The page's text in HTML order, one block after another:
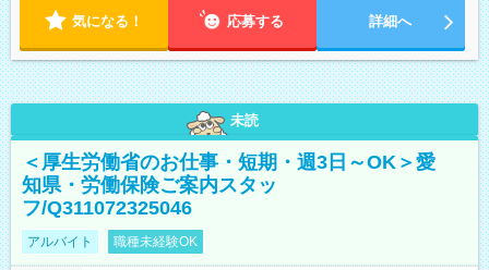
気になる！ 応募する 詳細へ
未読
＜厚生労働省のお仕事・短期・週3日～OK＞愛
知県・労働保険ご案内スタッ
フ/Q311072325046
アルバイト 職種未経験OK